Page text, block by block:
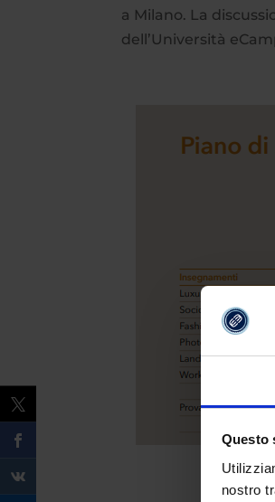
Questo
nostro
a Milano. La
dell’Università